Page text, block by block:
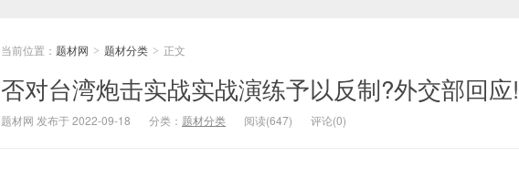
当前位置： 题材网 > 题材分类 > 正文
否对台湾炮击实战实战演练予以反制?外交部回应!
题材网 发布于 2022-09-18 分类： 题材分类 阅读(647) 评论(0)